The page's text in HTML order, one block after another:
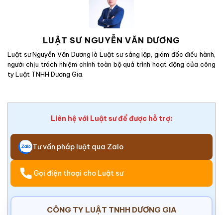
LUẬT SƯ NGUYỄN VĂN DƯƠNG
Luật sư Nguyễn Văn Dương là Luật sư sáng lập, giám đốc điều hành,
người chịu trách nhiệm chính toàn bộ quá trình hoạt động của công
ty Luật TNHH Dương Gia.
Liên hệ với Luật sư để được hỗ trợ:
Tư vấn pháp luật qua Zalo
Gọi điện thoại cho Luật sư
CÔNG TY LUẬT TNHH DƯƠNG GIA